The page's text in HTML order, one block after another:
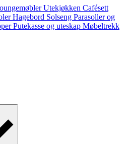
Utekjøkken Cafésett
Hagebord Solseng Parasoller og
Putekasse og uteskap Møbeltrekk